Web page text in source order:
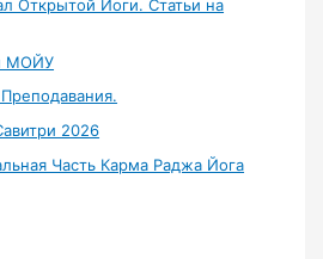
Открытой Йоги. Статьи на
МОЙУ
2026
Часть Карма Раджа Йога